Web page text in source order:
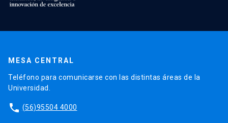
MESA CENTRAL
Teléfono para comunicarse con las distintas áreas de la
Universidad.
phone (56)95504 4000